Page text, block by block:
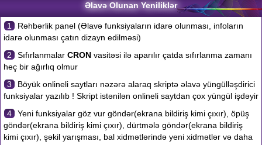
Əlavə Olunan Yeniliklər
1
Rəhbərlik panel (Əlavə funksiyaların idarə olunması, infoların
idarə olunması çatın dizayn edilməsi)
2
Sıfırlanmalar CRON vasitəsi ilə aparılır çatda sıfırlanma zamanı
heç bir ağırlıq olmur
3
Böyük onlineli saytları nəzərə alaraq skriptə əlavə yüngülləşdirici
funksiyalar yazılıb ! Skript istənilən onlineli saytdan çox yüngül işdəyir
4
Yeni funksiyalar göz vur göndər(ekrana bildiriş kimi çıxır), öpüş
göndər(ekrana bildiriş kimi çıxır), dürtmələ göndər(ekrana bildiriş
kimi çıxır), şəkil yarışması, bal xidmətlərində yeni xidmətlər və daha